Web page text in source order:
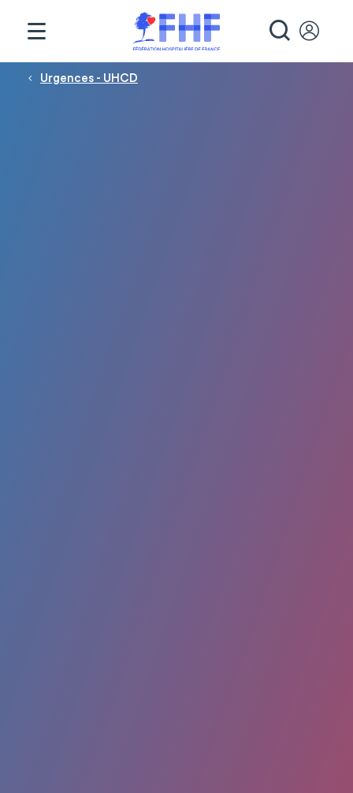
Fil d'Ariane
Urgences - UHCD
Panneau de gestion des cookies